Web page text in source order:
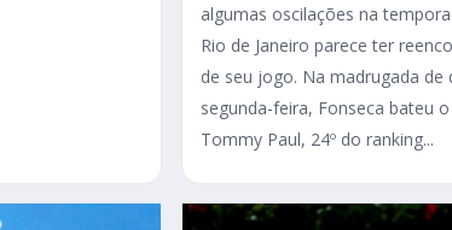
algumas oscilações na
Rio de Janeiro parece ter
de seu jogo. Na madrugada de
segunda-feira, Fonseca bateu
Tommy Paul, 24º do ranking...